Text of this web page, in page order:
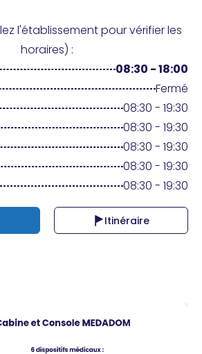
Connexion
Praticien ?
l'établissement pour vérifier les
horaires) :
08:30 - 18:00
Fermé
08:30 - 19:30
08:30 - 19:30
08:30 - 19:30
08:30 - 19:30
08:30 - 19:30
Itinéraire